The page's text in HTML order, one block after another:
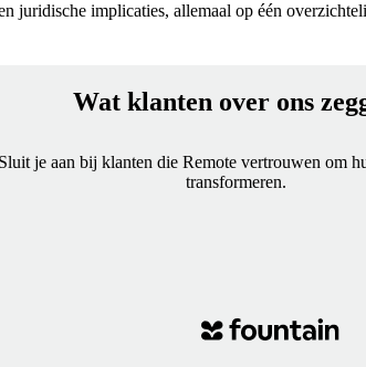
juridische implicaties, allemaal op één
Wat klanten over ons
Sluit je aan bij klanten die Remote vertrouwen om
transformeren.